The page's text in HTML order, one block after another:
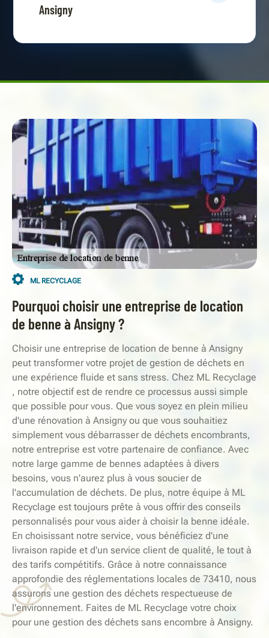
Ansigny
ML RECYCLAGE
Pourquoi choisir une entreprise de location
de benne à Ansigny ?
Choisir une entreprise de location de benne à Ansigny
peut transformer votre projet de gestion de déchets en
une expérience fluide et sans stress. Chez ML Recyclage
, notre objectif est de rendre ce processus aussi simple
que possible pour vous. Que vous soyez en plein milieu
d'une rénovation à Ansigny ou que vous souhaitiez
simplement vous débarrasser de déchets encombrants,
notre entreprise est votre partenaire de confiance. Avec
notre large gamme de bennes adaptées à divers
besoins, vous n'aurez plus à vous soucier de
l'accumulation de déchets. De plus, notre équipe à ML
Recyclage est toujours prête à vous offrir des conseils
personnalisés pour vous aider à choisir la benne idéale.
En choisissant notre service, vous bénéficiez d'une
livraison rapide et d'un service client de qualité, le tout à
des tarifs compétitifs. Grâce à notre connaissance
approfondie des réglementations locales de 73410, nous
assurons une gestion des déchets respectueuse de
l'environnement. Faites de ML Recyclage votre choix
pour une gestion des déchets sans encombre à Ansigny.